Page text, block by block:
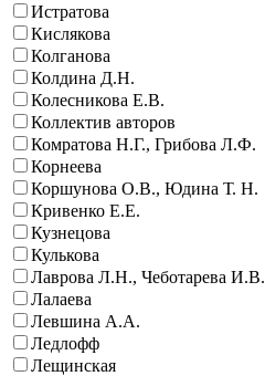
Истратова
Кислякова
Колганова
Колдина Д.Н.
Колесникова Е.В.
Коллектив авторов
Комратова Н.Г., Грибова Л.Ф.
Корнеева
Коршунова О.В., Юдина Т. Н.
Кривенко Е.Е.
Кузнецова
Кулькова
Лаврова Л.Н., Чеботарева И.В.
Лалаева
Левшина А.А.
Ледлофф
Лещинская